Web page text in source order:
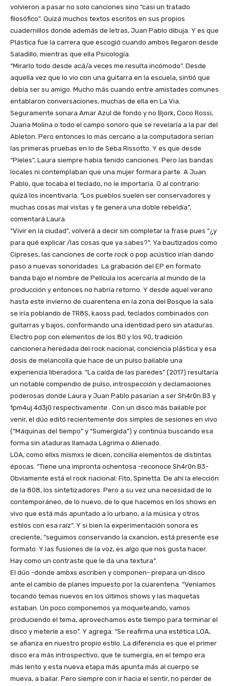
volvieron a pasar no solo canciones sino “casi un tratado
filosófico”. Quizá muchos textos escritos en sus propios
cuadernillos donde además de letras, Juan Pablo dibuja. Y es que
Plástica fue la carrera que escogió cuando ambos llegaron desde
Saladillo, mientras que ella Psicología.
“Mirarlo todo desde acá/a veces me resulta incómodo”. Desde
aquella vez que lo vio con una guitarra en la escuela, sintió que
debía ser su amigo. Mucho más cuando entre amistades comunes
entablaron conversaciones, muchas de ella en La Via.
Seguramente sonara Amar Azul de fondo y no Bjork, Coco Rossi,
Juana Molina o todo el campo sonoro que se revelaría a la par del
Ableton. Pero entonces lo más cercano a la computadora serían
las primeras pruebas en lo de Seba Rissotto. Y es que desde
“Píeles”, Laura siempre había tenido canciones. Pero las bandas
locales ni contemplaban que una mujer formara parte. A Juan
Pablo, que tocaba el teclado, no le importaría. O al contrario:
quizá los incentivaría. “Los pueblos suelen ser conservadores y
muchas cosas mal vistas y te genera una doble rebeldía”,
comentará Laura.
“Vivir en la ciudad”, volverá a decir sin completar la frase pues “¿y
para qué explicar /las cosas que ya sabes?”. Ya bautizados como
Cipreses, las canciones de corte rock o pop acústico irían dando
paso a nuevas sonoridades. La grabación del EP en formato
banda bajo el nombre de Película los acercaría al mundo de la
producción y entonces no habría retorno. Y desde aquel verano
hasta este invierno de cuarentena en la zona del Bosque la sala
se iría poblando de TR8S, kaoss pad, teclados combinados con
guitarras y bajos, conformando una identidad pero sin ataduras.
Electro pop con elementos de los 80 y los 90, tradición
cancionera heredada del rock nacional, conciencia plástica y esa
dosis de melancolía que hace de un pulso bailable una
experiencia liberadora. “La caída de las paredes” (2017) resultaría
un notable compendio de pulso, introspección y declamaciones
poderosas donde Laura y Juan Pablo pasarían a ser Sh4r0n B3 y
1pm4uj 4d3j0 respectivamente . Con un disco más bailable por
venir, el dúo editó recientemente dos simples de sesiones en vivo
(“Máquinas del tiempo” y “Sumergida”) y continúa buscando esa
forma sin ataduras llamada Lágrima o Alienado.
LOA, como ellxs mismxs le dicen, concilia elementos de distintas
épocas. “Tiene una impronta ochentosa -reconoce Sh4r0n B3-
Obviamente está el rock nacional: Fito, Spinetta. De ahí la elección
de la 808, los sintetizadores. Pero a su vez una necesidad de lo
contemporáneo, de lo nuevo, de lo que hacemos en los shows en
vivo que está más apuntado a lo urbano, a la música y otros
estilos con esa raíz”. Y si bien la experimentación sonora es
creciente, “seguimos conservando la cxancion, está presente ese
formato. Y las fusiones de la voz, es algo que nos gusta hacer.
Hay como un contraste que le da una textura”.
El dúo -donde ambxs escriben y componen- prepara un disco
ante el cambio de planes impuesto por la cuarentena. “Veníamos
tocando temas nuevos en los últimos shows y las maquetas
estaban. Un poco componemos ya moqueteando, vamos
produciendo el tema, aprovechamos este tiempo para terminar el
disco y meterle a eso”. Y agrega: “Se reafirma una estética LOA,
se afianza en nuestro propio estilo. La diferencia es que el primer
disco era más introspectivo, que te sumergía, en el tempo era
más lento y esta nueva etapa más apunta más al cuerpo se
mueva, a bailar. Pero siempre con ir hacia el sentir, no perder de